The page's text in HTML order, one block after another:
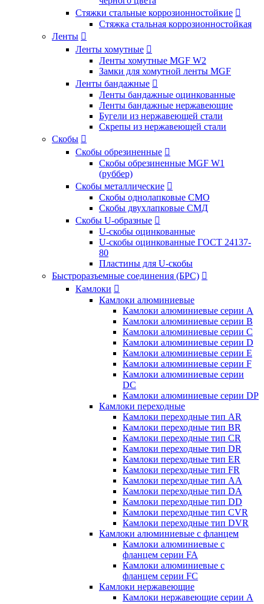
Стяжки стальные коррозионностойкие 
Стяжка стальная коррозионностойкая
Ленты 
Ленты хомутные 
Ленты хомутные MGF W2
Замки для хомутной ленты MGF
Ленты бандажные 
Ленты бандажные оцинкованные
Ленты бандажные нержавеющие
Бугели из нержавеющей стали
Скрепы из нержавеющей стали
Скобы 
Скобы обрезиненные 
Скобы обрезиненные MGF W1
(руббер)
Скобы металлические 
Скобы однолапковые СМО
Скобы двухлапковые СМД
Скобы U-образные 
U-скобы оцинкованные
U-скобы оцинкованные ГОСТ 24137-
80
Пластины для U-скобы
Быстроразъемные соединения (БРС) 
Камлоки 
Камлоки алюминиевые
Камлоки алюминиевые серии А
Камлоки алюминиевые серии B
Камлоки алюминиевые серии C
Камлоки алюминиевые серии D
Камлоки алюминиевые серии E
Камлоки алюминиевые серии F
Камлоки алюминиевые серии
DC
Камлоки алюминиевые серии DP
Камлоки переходные
Камлоки переходные тип AR
Камлоки переходные тип BR
Камлоки переходные тип CR
Камлоки переходные тип DR
Камлоки переходные тип ER
Камлоки переходные тип FR
Камлоки переходные тип AA
Камлоки переходные тип DA
Камлоки переходные тип DD
Камлоки переходные тип CVR
Камлоки переходные тип DVR
Камлоки алюминиевые с фланцем
Камлоки алюминиевые с
фланцем серии FA
Камлоки алюминиевые с
фланцем серии FC
Камлоки нержавеющие
Камлоки нержавеющие серии А